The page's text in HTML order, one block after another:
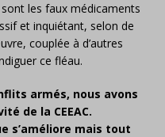
les faux médicaments
et inquiétant, selon de
couplée à d’autres
ce fléau.
armés, nous avons
de la CEEAC.
s’améliore mais tout